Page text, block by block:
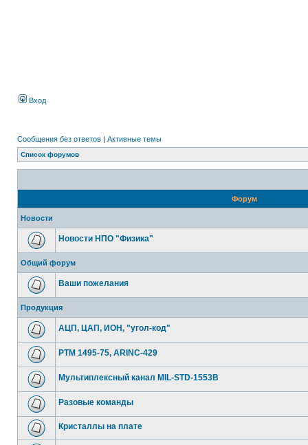
Вход
Сообщения без ответов | Активные темы
Список форумов
Форум
Новости
Новости НПО "Физика"
Общий форум
Ваши пожелания
Продукция
АЦП, ЦАП, ИОН, "угол-код"
РТМ 1495-75, ARINC-429
Мультиплексный канал MIL-STD-1553B
Разовые команды
Кристаллы на плате